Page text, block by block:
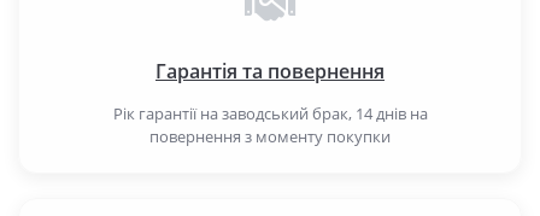
Гарантія та повернення
Рік гарантії на заводський брак, 14 днів на
повернення з моменту покупки